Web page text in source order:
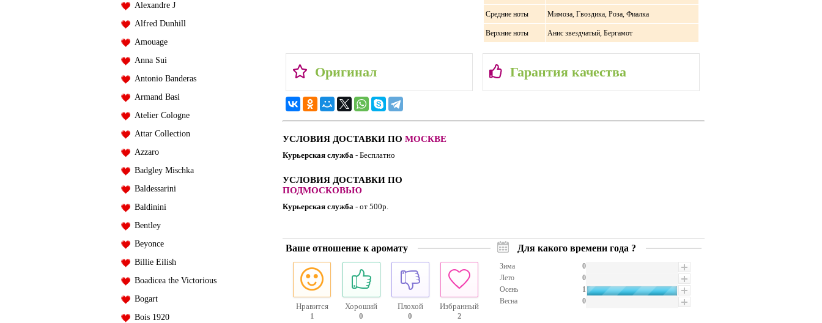
Alexandre J
Alfred Dunhill
Amouage
Anna Sui
Antonio Banderas
Armand Basi
Atelier Cologne
Attar Collection
Azzaro
Badgley Mischka
Baldessarini
Baldinini
Bentley
Beyonce
Billie Eilish
Boadicea the Victorious
Bogart
Bois 1920
Средние ноты Мимоза, Гвоздика, Роза, Фиалка
Верхние ноты Анис звездчатый, Бергамот
Оригинал Гарантия качества
УСЛОВИЯ ДОСТАВКИ ПО МОСКВЕ
Курьерская служба - Бесплатно
УСЛОВИЯ ДОСТАВКИ ПО
ПОДМОСКОВЬЮ
Курьерская служба - от 500р.
Ваше отношение к аромату
Нравится
1
Хороший
0
Плохой
0
Избранный
2
Для какого времени года ?
Зима
0
Лето
0
Осень
1
Весна
0